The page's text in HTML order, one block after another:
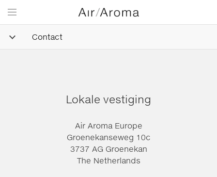
Contact
Lokale vestiging
Air Aroma Europe
Groenekanseweg 10c
3737 AG Groenekan
The Netherlands